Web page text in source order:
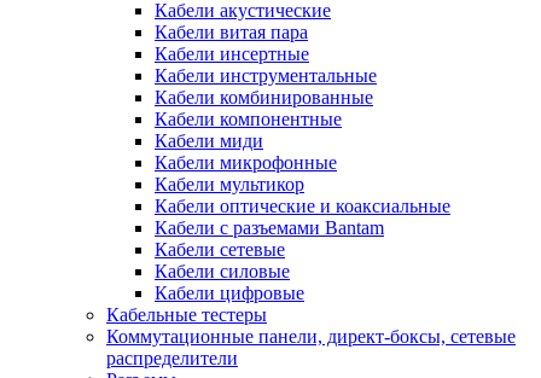
Кабели акустические
Кабели витая пара
Кабели инсертные
Кабели инструментальные
Кабели комбинированные
Кабели компонентные
Кабели миди
Кабели микрофонные
Кабели мультикор
Кабели оптические и коаксиальные
Кабели с разъемами Bantam
Кабели сетевые
Кабели силовые
Кабели цифровые
Кабельные тестеры
Коммутационные панели, директ-боксы, сетевые
распределители